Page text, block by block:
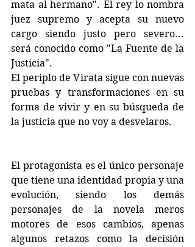
mata al hermano". El rey lo nombra
juez supremo y acepta su nuevo
cargo siendo justo pero severo...
será conocido como "La Fuente de la
Justicia".
El periplo de Virata sigue con nuevas
pruebas y transformaciones en su
forma de vivir y en su búsqueda de
la justicia que no voy a desvelaros.
El protagonista es el único personaje
que tiene una identidad propia y una
evolución, siendo los demás
personajes de la novela meros
motores de esos cambios, apenas
algunos retazos como la decisión